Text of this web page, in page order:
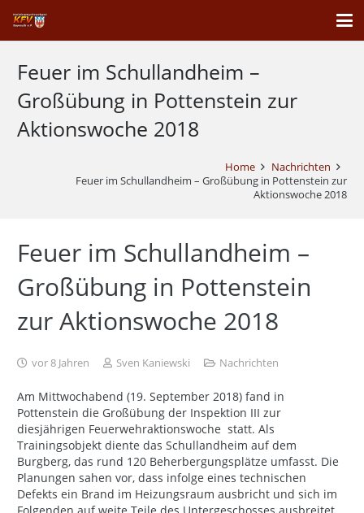
Feuer im Schullandheim –
Großübung in Pottenstein zur
Aktionswoche 2018
Home
Nachrichten
Feuer im Schullandheim – Großübung in Pottenstein zur
Aktionswoche 2018
Feuer im Schullandheim –
Großübung in Pottenstein
zur Aktionswoche 2018
vor 8 Jahren Sven Kaniewski Nachrichten
Am Mittwochabend (19. September 2018) fand in
Pottenstein die Großübung der Inspektion III zur
diesjährigen Feuerwehraktionswoche statt. Als
Trainingsobjekt diente das Schullandheim auf dem
Burgberg, das rund 120 Beherbergungsplätze umfasst. Die
Planungen sahen vor, dass infolge eines technischen
Defekts ein Brand im Heizungsraum ausbricht und sich im